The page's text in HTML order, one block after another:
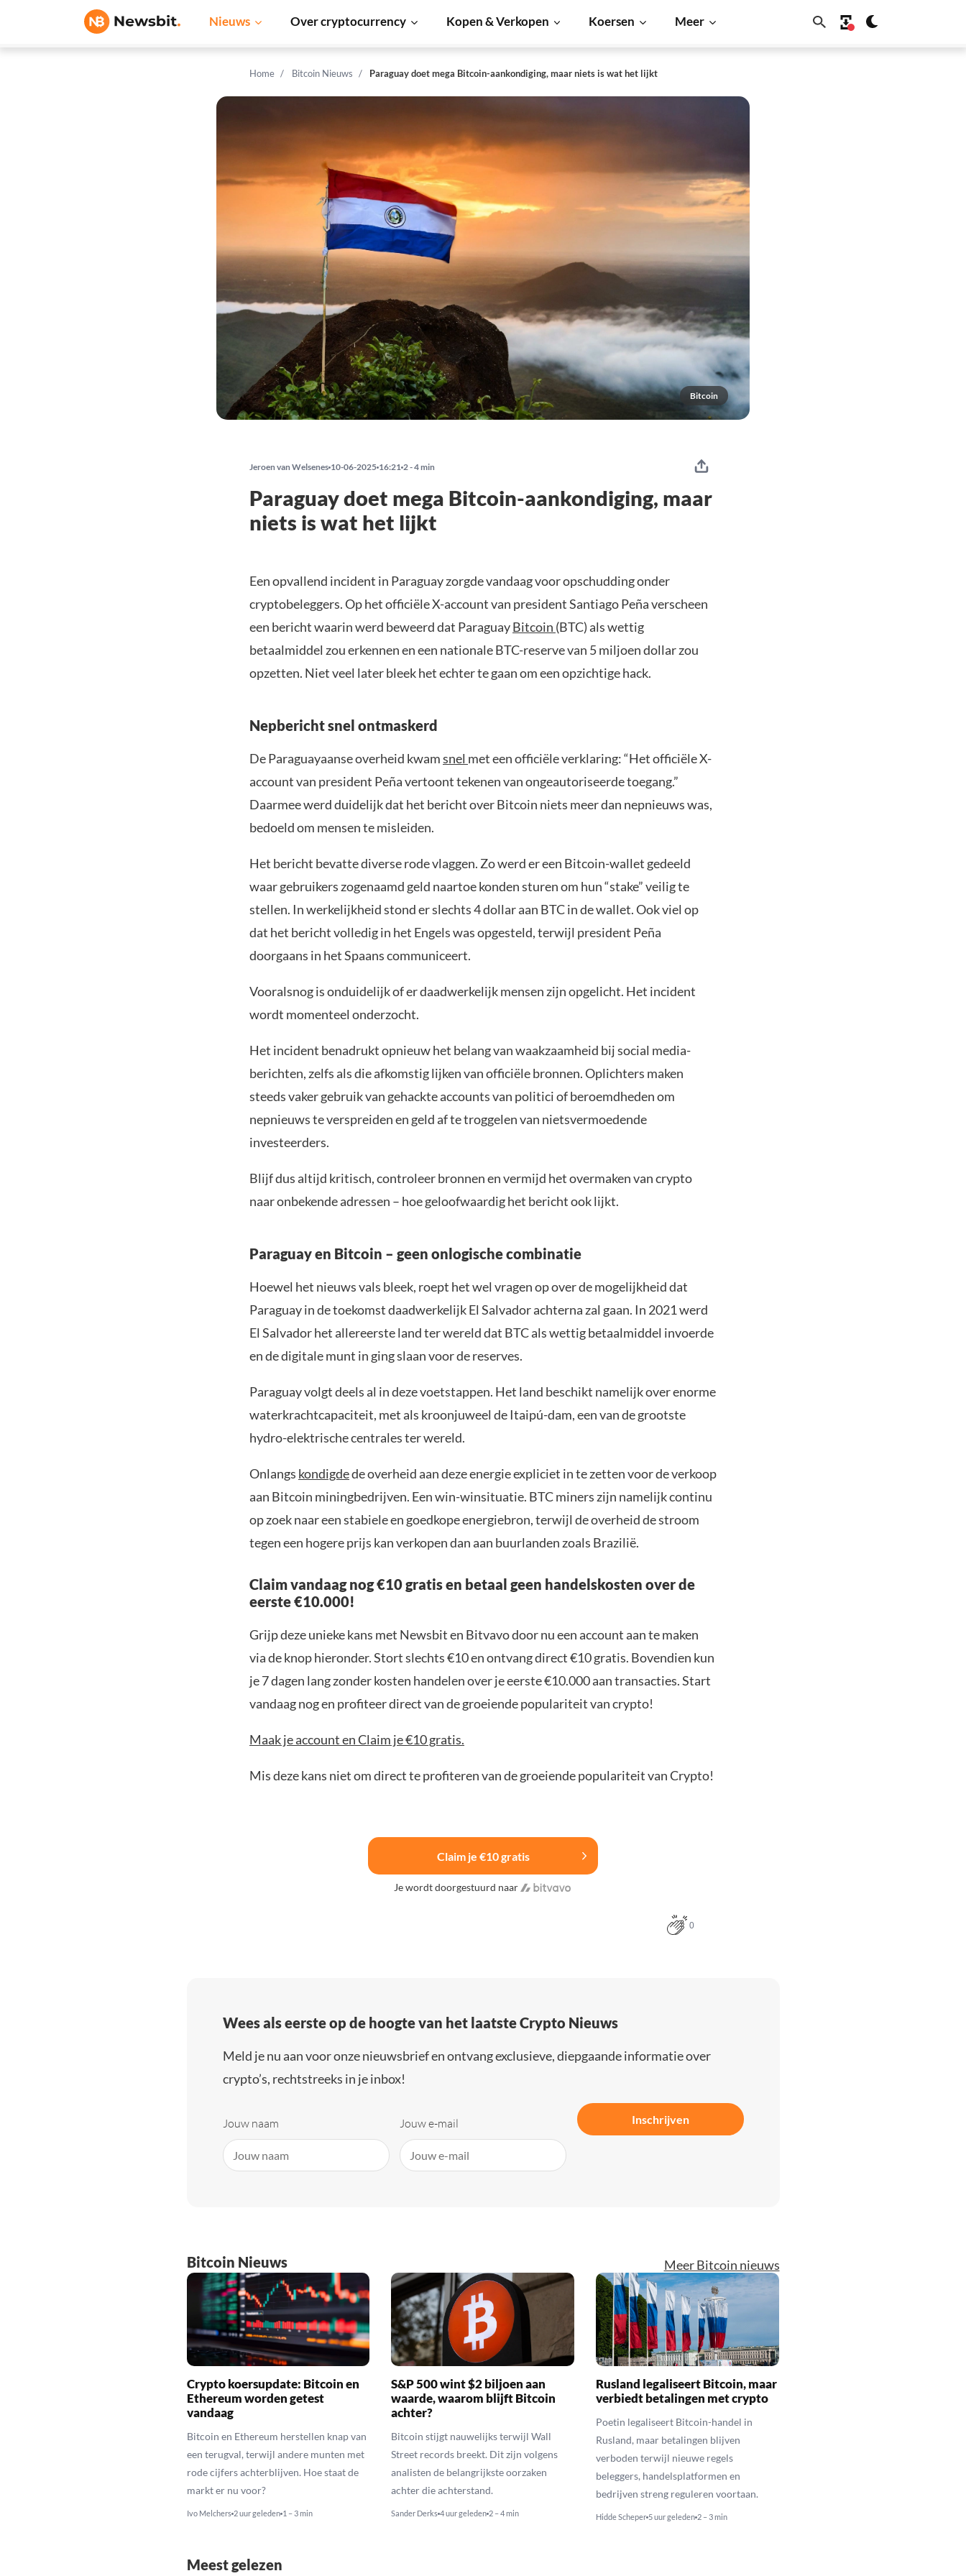
Nieuws Over cryptocurrency Kopen & Verkopen Koersen Meer
Home Bitcoin Nieuws Paraguay doet mega Bitcoin-aankondiging, maar niets is wat het lijkt
Bitcoin
Jeroen van Welsenes 10-06-2025 16:21 2 - 4 min
Paraguay doet mega Bitcoin-aankondiging, maar
niets is wat het lijkt
Een opvallend incident in Paraguay zorgde vandaag voor opschudding onder
cryptobeleggers. Op het officiële X-account van president Santiago Peña verscheen
een bericht waarin werd beweerd dat ParaguayBitcoin (BTC) als wettig
betaalmiddel zou erkennen en een nationale BTC-reserve van 5 miljoen dollar zou
opzetten. Niet veel later bleek het echter te gaan om een opzichtige hack.
Nepbericht snel ontmaskerd
De Paraguayaanse overheid kwamsnel met een officiële verklaring: “Het officiële X-
account van president Peña vertoont tekenen van ongeautoriseerde toegang.”
Daarmee werd duidelijk dat het bericht over Bitcoin niets meer dan nepnieuws was,
bedoeld om mensen te misleiden.
Het bericht bevatte diverse rode vlaggen. Zo werd er een Bitcoin-wallet gedeeld
waar gebruikers zogenaamd geld naartoe konden sturen om hun “stake” veilig te
stellen. In werkelijkheid stond er slechts 4 dollar aan BTC in de wallet. Ook viel op
dat het bericht volledig in het Engels was opgesteld, terwijl president Peña
doorgaans in het Spaans communiceert.
Vooralsnog is onduidelijk of er daadwerkelijk mensen zijn opgelicht. Het incident
wordt momenteel onderzocht.
Het incident benadrukt opnieuw het belang van waakzaamheid bij social media-
berichten, zelfs als die afkomstig lijken van officiële bronnen. Oplichters maken
steeds vaker gebruik van gehackte accounts van politici of beroemdheden om
nepnieuws te verspreiden en geld af te troggelen van nietsvermoedende
investeerders.
Blijf dus altijd kritisch, controleer bronnen en vermijd het overmaken van crypto
naar onbekende adressen – hoe geloofwaardig het bericht ook lijkt.
Paraguay en Bitcoin – geen onlogische combinatie
Hoewel het nieuws vals bleek, roept het wel vragen op over de mogelijkheid dat
Paraguay in de toekomst daadwerkelijk El Salvador achterna zal gaan. In 2021 werd
El Salvador het allereerste land ter wereld dat BTC als wettig betaalmiddel invoerde
en de digitale munt in ging slaan voor de reserves.
Paraguay volgt deels al in deze voetstappen. Het land beschikt namelijk over enorme
waterkrachtcapaciteit, met als kroonjuweel de Itaipú-dam, een van de grootste
hydro-elektrische centrales ter wereld.
Onlangs kondigdede overheid aan deze energie expliciet in te zetten voor de verkoop
aan Bitcoin miningbedrijven. Een win-winsituatie. BTC miners zijn namelijk continu
op zoek naar een stabiele en goedkope energiebron, terwijl de overheid de stroom
tegen een hogere prijs kan verkopen dan aan buurlanden zoals Brazilië.
Claim vandaag nog €10 gratis en betaal geen handelskosten over de
eerste €10.000!
Grijp deze unieke kans met Newsbit en Bitvavo door nu een account aan te maken
via de knop hieronder. Stort slechts €10 en ontvang direct €10 gratis. Bovendien kun
je 7 dagen lang zonder kosten handelen over je eerste €10.000 aan transacties. Start
vandaag nog en profiteer direct van de groeiende populariteit van crypto!
Maak je account en Claim je €10 gratis.
Mis deze kans niet om direct te profiteren van de groeiende populariteit van Crypto!
Claim je €10 gratis
Je wordt doorgestuurd naar
0
Wees als eerste op de hoogte van het laatste Crypto Nieuws
Meld je nu aan voor onze nieuwsbrief en ontvang exclusieve, diepgaande informatie over
crypto’s, rechtstreeks in je inbox!
Jouw naam Jouw e-mail Inschrijven
Bitcoin Nieuws Meer Bitcoin nieuws
Crypto koersupdate: Bitcoin en
Ethereum worden getest
vandaag
Bitcoin en Ethereum herstellen knap van
een terugval, terwijl andere munten met
rode cijfers achterblijven. Hoe staat de
markt er nu voor?
Ivo Melchers 2 uur geleden 1 – 3 min
S&P 500 wint $2 biljoen aan
waarde, waarom blijft Bitcoin
achter?
Bitcoin stijgt nauwelijks terwijl Wall
Street records breekt. Dit zijn volgens
analisten de belangrijkste oorzaken
achter die achterstand.
Sander Derks 4 uur geleden 2 – 4 min
Rusland legaliseert Bitcoin, maar
verbiedt betalingen met crypto
Poetin legaliseert Bitcoin-handel in
Rusland, maar betalingen blijven
verboden terwijl nieuwe regels
beleggers, handelsplatformen en
bedrijven streng reguleren voortaan.
Hidde Scheper 5 uur geleden 2 – 3 min
Meest gelezen